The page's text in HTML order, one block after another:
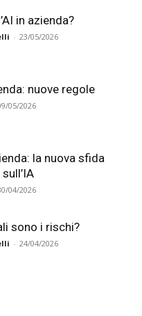
in azienda?
- 23/05/2026
nuove regole
05/2026
la nuova sfida
04/2026
sono i rischi?
- 24/04/2026